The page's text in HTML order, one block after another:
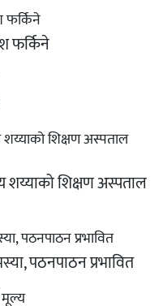
फर्किने
शय्याको शिक्षण अस्पताल
पठनपाठन प्रभावित